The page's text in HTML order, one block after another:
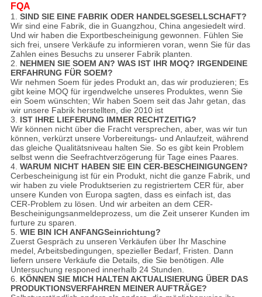
FQA
1. SIND SIE EINE FABRIK ODER HANDELSGESELLSCHAFT?
Wir sind eine Fabrik, die in Guangzhou, China angesiedelt wird.
Und wir haben die Exportbescheinigung gewonnen. Fühlen Sie
sich frei, unsere Verkäufe zu informieren voran, wenn Sie für das
Zahlen eines Besuchs zu unserer Fabrik planten.
2. NEHMEN SIE SOEM AN? WAS IST IHR MOQ? IRGENDEINE
ERFAHRUNG FÜR SOEM?
Wir nehmen Soem für jedes Produkt an, das wir produzieren; Es
gibt keine MOQ für irgendwelche unseres Produktes, wenn Sie
ein Soem wünschten; Wir haben Soem seit das Jahr getan, das
wir unsere Fabrik herstellten, die 2010 ist
3. IST IHRE LIEFERUNG IMMER RECHTZEITIG?
Wir können nicht über die Fracht versprechen, aber, was wir tun
können, verkürzt unsere Vorbereitungs- und Anlaufzeit, während
das gleiche Qualitätsniveau halten Sie. So es gibt kein Problem
selbst wenn die Seefrachtverzögerung für Tage eines Paares.
4. WARUM NICHT HABEN SIE EIN CER-BESCHEINIGUNGEN?
Cerbescheinigung ist für ein Produkt, nicht die ganze Fabrik, und
wir haben zu viele Produktserien zu registriertem CER für, aber
unsere Kunden von Europa sagten, dass es einfach ist, das
CER-Problem zu lösen. Und wir arbeiten an dem CER-
Bescheinigungsanmeldeprozess, um die Zeit unserer Kunden im
furture zu sparen.
5. WIE BIN ICH ANFANGSeinrichtung?
Zuerst Gespräch zu unseren Verkäufen über Ihr Maschine
medel, Arbeitsbedingungen, spezieller Bedarf, Fristen. Dann
liefern unsere Verkäufe die Details, die Sie benötigen. Alle
Untersuchung responed innerhalb 24 Stunden.
6. KÖNNEN SIE MICH HALTEN AKTUALISIERUNG ÜBER DAS
PRODUKTIONSVERFAHREN MEINER AUFTRÄGE?